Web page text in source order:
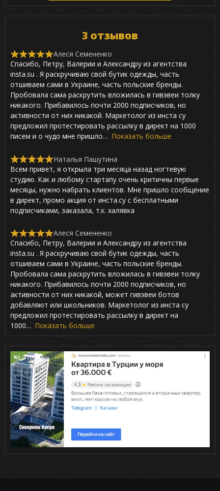
3 отзывов
R
a
t
e
d
5
,
0
o
u
t
5
Спасибо, Петру, Валерии и Александру из агентства
insta.su . Я раскручиваю свой бутик одежды, часть
отшиваем сами в Украине, часть польские бренды.
Пробовала сама раскрутить вложилась в гивэвеи толку
никакого. Прибавилось почти 2000 подписчиков, но
активности от них никакой. Маркетолог из инста су
предложил протестировать рассылку в директ на 1000
писем и о чудо мне пришло
Показать больше
Алеся Семененко
R
a
t
d
5
,
u
t
f
5
Всем привет, я открыла три месяца назад ногтевую
студию. Как и любому стартапу очень критичны первые
месяцы, нужно набрать клиентов. Мне пришло сообщение
в директ, промо акция от инста.су с бесплатными
подписчиками, заказала, т.к. халявка
Наталья Пашутина
R
a
t
e
d
5
,
0
o
u
t
o
5
Спасибо, Петру, Валерии и Александру из агентства
insta.su . Я раскручиваю свой бутик одежды, часть
отшиваем сами в Украине, часть польские бренды.
Пробовала сама раскрутить вложилась в гивэвеи толку
никакого. Прибавилось почти 2000 подписчиков, но
активности от них никакой, может гивэвеи ботов
добавляют или школьников. Маркетолог из инста су
предложил протестировать рассылку в директ на
1000
Показать больше
Алеся Семененко